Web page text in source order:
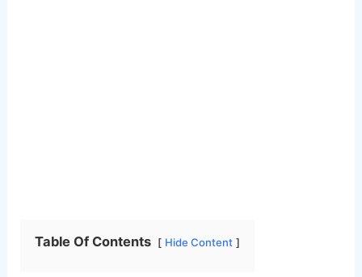
Table Of Contents Hide Content